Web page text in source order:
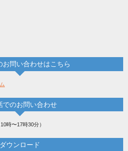
お問い合わせはこちら
でのお問い合わせ
時〜17時30分）
ダウンロード